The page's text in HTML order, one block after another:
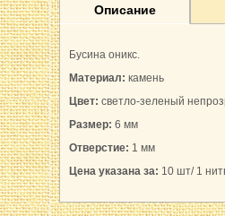
Описание
Бусина оникс.
Материал: камень
Цвет: светло-зеленый
Размер: 6 мм
Отверстие: 1 мм
Цена указана за: 10 шт/ 1